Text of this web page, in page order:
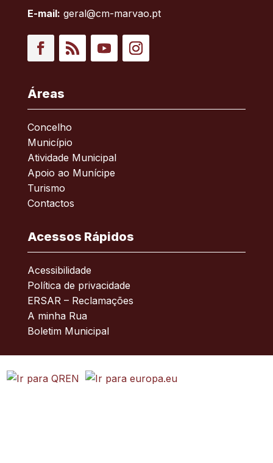
E-mail: geral@cm-marvao.pt
Áreas
Concelho
Município
Atividade Municipal
Apoio ao Munícipe
Turismo
Contactos
Acessos Rápidos
Acessibilidade
Política de privacidade
ERSAR – Reclamações
A minha Rua
Boletim Municipal